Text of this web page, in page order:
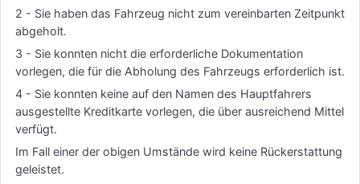
2 - Sie haben das Fahrzeug nicht zum vereinbarten Zeitpunkt
abgeholt.
3 - Sie konnten nicht die erforderliche Dokumentation
vorlegen, die für die Abholung des Fahrzeugs erforderlich ist.
4 - Sie konnten keine auf den Namen des Hauptfahrers
ausgestellte Kreditkarte vorlegen, die über ausreichend Mittel
verfügt.
Im Fall einer der obigen Umstände wird keine Rückerstattung
geleistet.